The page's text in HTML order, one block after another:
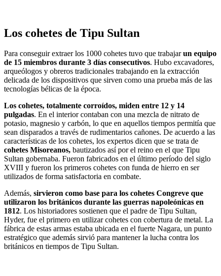
Los cohetes de Tipu Sultan
Para conseguir extraer los 1000 cohetes tuvo que trabajarun equipo
de 15 miembros durante 3 días consecutivos. Hubo excavadores,
arqueólogos y obreros tradicionales trabajando en la extracción
delicada de los dispositivos que sirven como una prueba más de las
tecnologías bélicas de la época.
Los cohetes, totalmente corroídos, miden entre 12 y 14
pulgadas. En el interior contaban con una mezcla de nitrato de
potasio, magnesio y carbón, lo que en aquellos tiempos permitía que
sean disparados a través de rudimentarios cañones. De acuerdo a las
características de los cohetes, los expertos dicen que se trata de
cohetes Misoreanos, bautizados así por el reino en el que Tipu
Sultan gobernaba. Fueron fabricados en el último período del siglo
XVIII y fueron los primeros cohetes con funda de hierro en ser
utilizados de forma satisfactoria en combate.
Además, sirvieron como base para los cohetes Congreve que
utilizaron los británicos durante las guerras napoleónicas en
1812. Los historiadores sostienen que el padre de Tipu Sultan,
Hyder, fue el primero en utilizar cohetes con cobertura de metal. La
fábrica de estas armas estaba ubicada en el fuerte Nagara, un punto
estratégico que además sirvió para mantener la lucha contra los
británicos en tiempos de Tipu Sultan.